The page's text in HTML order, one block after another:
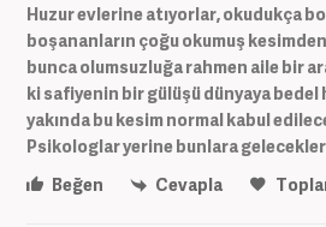
Huzur evlerine atıyorlar, okudukça
boşananların çoğu okumuş
bunca olumsuzluğa rahmen aile bir
ki safiyenin bir gülüşü dünyaya
yakında bu kesim normal kabul
Psikologlar yerine bunlara
Beğen
Cevapla